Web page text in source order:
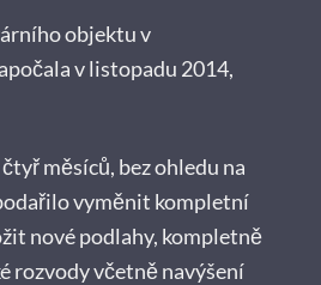
objektu v
v listopadu 2014,
měsíců, bez ohledu na
vyměnit kompletní
nové podlahy, kompletně
rozvody včetně navýšení